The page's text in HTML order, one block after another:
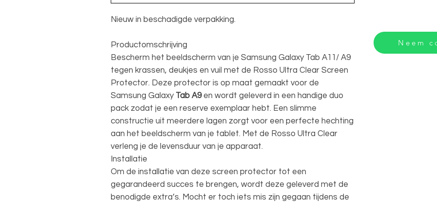
Nieuw in beschadigde verpakking.
Productomschrijving
Bescherm het beeldscherm van je Samsung Galaxy Tab A11/ A9
tegen krassen, deukjes en vuil met de Rosso Ultra Clear Screen
Protector. Deze protector is op maat gemaakt voor de
Samsung Galaxy Tab A9en wordt geleverd in een handige duo
pack zodat je een reserve exemplaar hebt. Een slimme
constructie uit meerdere lagen zorgt voor een perfecte hechting
aan het beeldscherm van je tablet. Met de Rosso Ultra Clear
verleng je de levensduur van je apparaat.
Installatie
Om de installatie van deze screen protector tot een
gegarandeerd succes te brengen, wordt deze geleverd met de
benodigde extra’s. Mocht er toch iets mis zijn gegaan tijdens de
Neem